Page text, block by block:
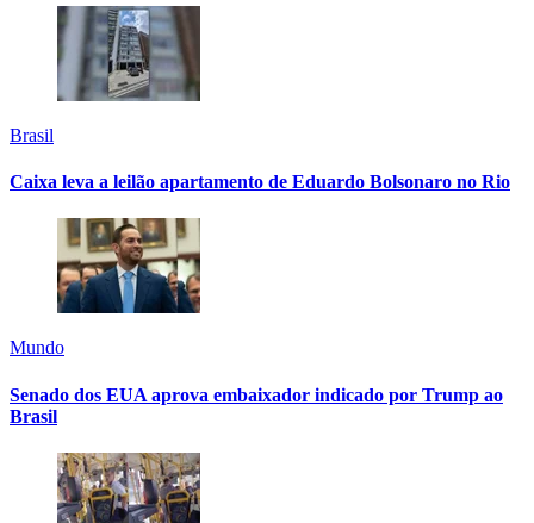
Brasil
Caixa leva a leilão apartamento de Eduardo Bolsonaro no Rio
Mundo
Senado dos EUA aprova embaixador indicado por Trump ao
Brasil